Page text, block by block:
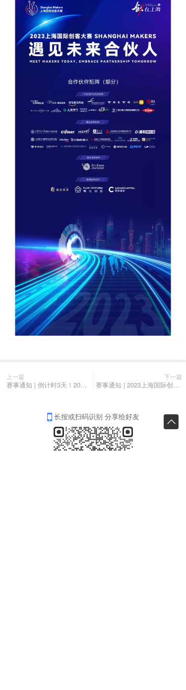
上一篇
赛事通知 | 倒计时3天！2023上海国际创客大赛绿色低碳专题复赛即将启动
下一篇
赛事通知 | 2023上海国际创客大赛进博会专场复赛即将启动
长按或扫码识别 分享给好友